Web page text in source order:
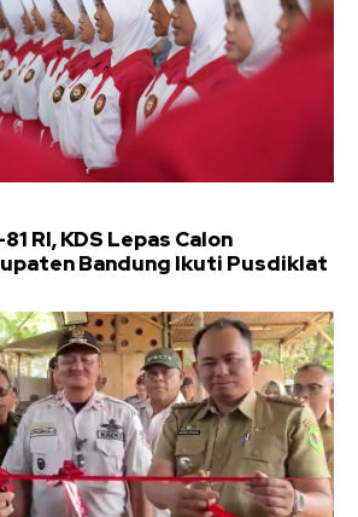
RI, KDS Lepas Calon
Bandung Ikuti Pusdiklat